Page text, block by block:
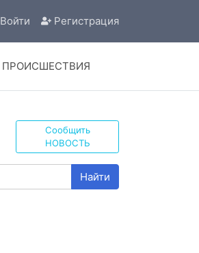
Войти Регистрация
ПРОИСШЕСТВИЯ
Сообщить
НОВОСТЬ
Найти